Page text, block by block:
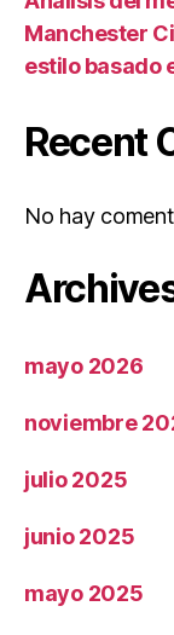
Manchester
estilo basado
Recent
No hay
mayo 2026
noviembre
julio 2025
junio 2025
mayo 2025